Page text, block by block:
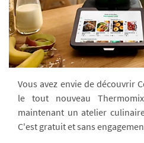
Vous avez envie de découvrir
le tout nouveau
maintenant un atelier
C'est gratuit et sans